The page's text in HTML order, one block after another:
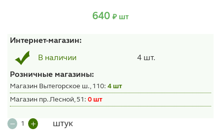
640 ₽ шт
Интернет-магазин:
В наличии 4 шт.
Розничные магазины:
Магазин Вытегорское ш., 110: 4 шт
Магазин пр. Лесной, 51: 0 шт
штук